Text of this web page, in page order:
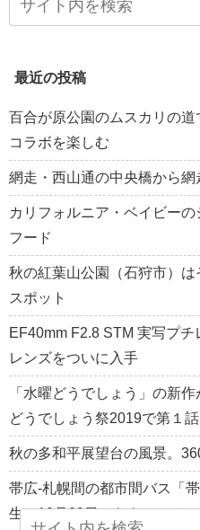
最近の投稿
百合が原公園のムスカリの
コラボを楽しむ
網走・西山通の中央橋から網
カリフォルニア・ベイビー
フード
秋の紅葉山公園（石狩市）
スポット
EF40mm F2.8 STM 実写プ
レンズをついに入手
「水曜どうでしょう」の新
どうでしょう祭2019で第１
秋の多和平展望台の風景。
帯広-札幌間の都市間バス「
生。10月29日からキャンペ